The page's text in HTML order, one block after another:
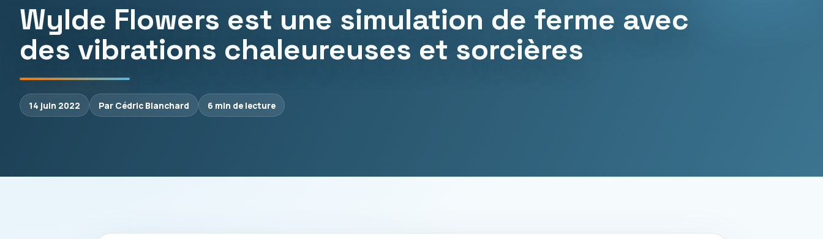
Wylde Flowers est une simulation de ferme avec
des vibrations chaleureuses et sorcières
14 juin 2022 Par Cédric Blanchard 6 min de lecture